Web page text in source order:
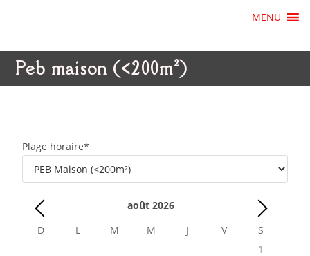
MENU
Peb maison (<200m²)
Plage horaire*
août 2026
D
L M M J V
S
1